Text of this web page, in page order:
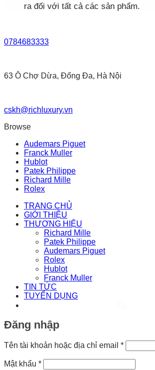
ra đối với tất cả các sản phẩm.
0784683333
63 Ô Chợ Dừa, Đống Đa, Hà Nội
cskh@richluxury.vn
Browse
Audemars Piguet
Franck Muller
Hublot
Patek Philippe
Richard Mille
Rolex
TRANG CHỦ
GIỚI THIỆU
THƯƠNG HIỆU
Richard Mille
Patek Philippe
Audemars Piguet
Rolex
Hublot
Franck Muller
TIN TỨC
TUYỂN DỤNG
Đăng nhập
Tên tài khoản hoặc địa chỉ email *Bắt
buộc
Mật khẩu *Bắt